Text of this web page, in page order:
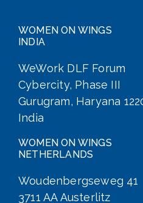
WOMEN ON WINGS
INDIA
WeWork DLF Forum
Cybercity, Phase III
Gurugram, Haryana
India
WOMEN ON WINGS
NETHERLANDS
Woudenbergseweg 41
3711 AA Austerlitz